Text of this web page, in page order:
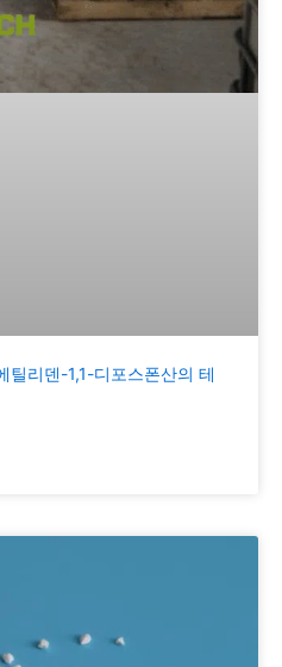
틸리덴-1,1-디포스폰산의 테